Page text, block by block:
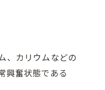
、カリウムなどの
興奮状態である